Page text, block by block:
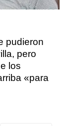
pudieron
pero
los
«para